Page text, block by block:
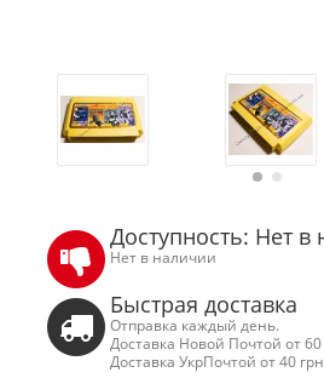
Доступность: Нет в
Нет в наличии
Быстрая доставка
Отправка каждый день.
Доставка Новой Почтой от 60
Доставка УкрПочтой от 40